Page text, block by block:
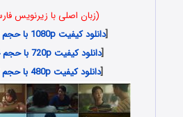
(زبان اصلی با زیرنویس
[دانلود کیفیت 1080p با حجم 2.68 گیگابایت
[دانلود کیفیت 720p با حجم 1.34 گگابایت
[دانلود کیفیت 480p با حجم 690 مگابایت